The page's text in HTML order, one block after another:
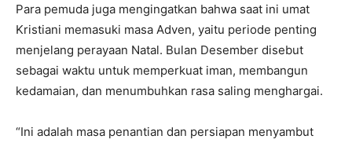
‎Para pemuda juga mengingatkan bahwa saat ini umat
Kristiani memasuki masa Adven, yaitu periode penting
menjelang perayaan Natal. Bulan Desember disebut
sebagai waktu untuk memperkuat iman, membangun
kedamaian, dan menumbuhkan rasa saling menghargai.
‎“Ini adalah masa penantian dan persiapan menyambut